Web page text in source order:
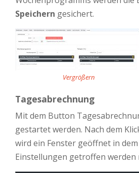
Speichern gesichert.
Vergrößern
Tagesabrechnung
Mit dem Button
gestartet werden. Nach dem
wird ein Fenster geöffnet in
Einstellungen getroffen werden